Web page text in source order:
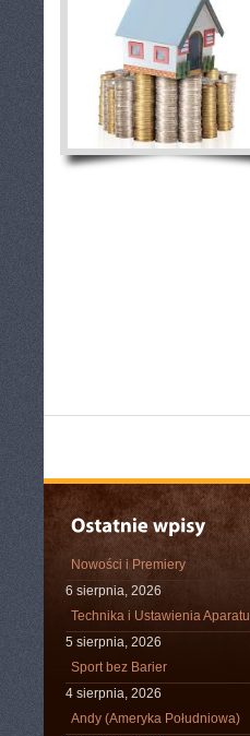
Nowości i Premiery
6 sierpnia, 2026
Technika i Ustawienia Aparatu
5 sierpnia, 2026
Sport bez Barier
4 sierpnia, 2026
Andy (Ameryka Południowa)